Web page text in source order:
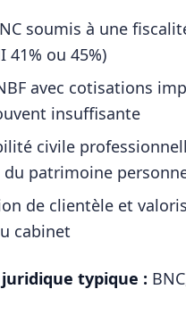
soumis à une
41% ou 45%)
avec cotisations
insuffisante
civile
patrimoine
de clientèle et
cabinet
typique :